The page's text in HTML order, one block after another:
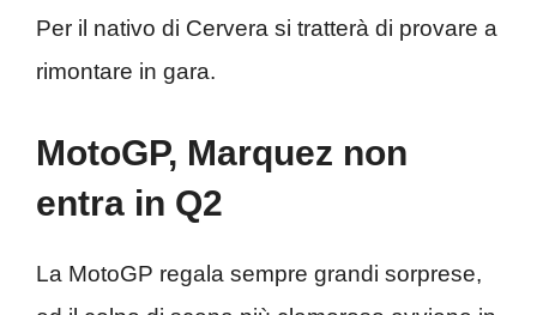
Per il nativo di Cervera si tratterà di provare a
rimontare in gara.
MotoGP, Marquez non
entra in Q2
La MotoGP regala sempre grandi sorprese,